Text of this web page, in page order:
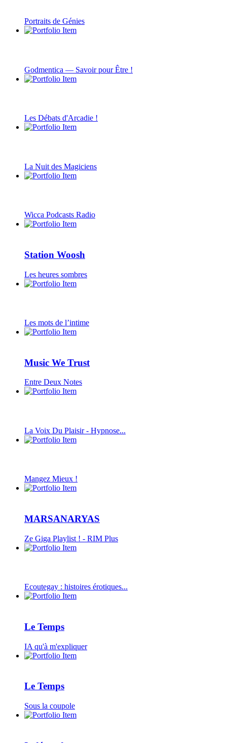
Portraits de Génies
Godmentica — Savoir pour Être !
Les Débats d'Arcadie !
La Nuit des Magiciens
Wicca Podcasts Radio
Station Woosh
Les heures sombres
Les mots de l’intime
Music We Trust
Entre Deux Notes
La Voix Du Plaisir - Hypnose...
Mangez Mieux !
MARSANARYAS
Ze Giga Playlist ! - RIM Plus
Ecoutegay : histoires érotiques...
Le Temps
IA qu'à m'expliquer
Le Temps
Sous la coupole